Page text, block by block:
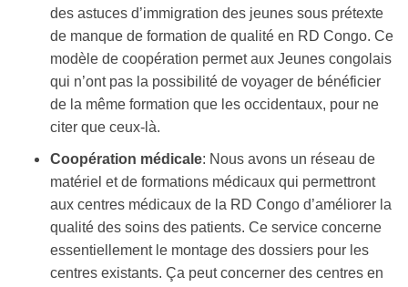
des astuces d’immigration des jeunes sous prétexte
de manque de formation de qualité en RD Congo. Ce
modèle de coopération permet aux Jeunes congolais
qui n’ont pas la possibilité de voyager de bénéficier
de la même formation que les occidentaux, pour ne
citer que ceux-là.
Coopération médicale: Nous avons un réseau de
matériel et de formations médicaux qui permettront
aux centres médicaux de la RD Congo d’améliorer la
qualité des soins des patients. Ce service concerne
essentiellement le montage des dossiers pour les
centres existants. Ça peut concerner des centres en